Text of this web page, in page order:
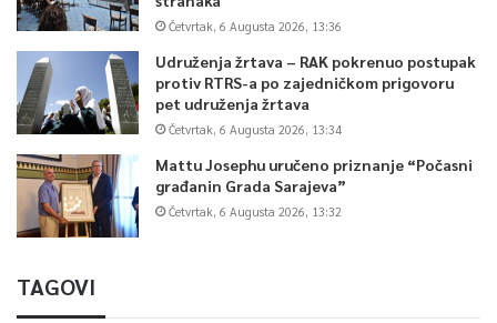
Četvrtak, 6 Augusta 2026, 13:36
Udruženja žrtava – RAK pokrenuo postupak
protiv RTRS-a po zajedničkom prigovoru
pet udruženja žrtava
Četvrtak, 6 Augusta 2026, 13:34
Mattu Josephu uručeno priznanje “Počasni
građanin Grada Sarajeva”
Četvrtak, 6 Augusta 2026, 13:32
TAGOVI